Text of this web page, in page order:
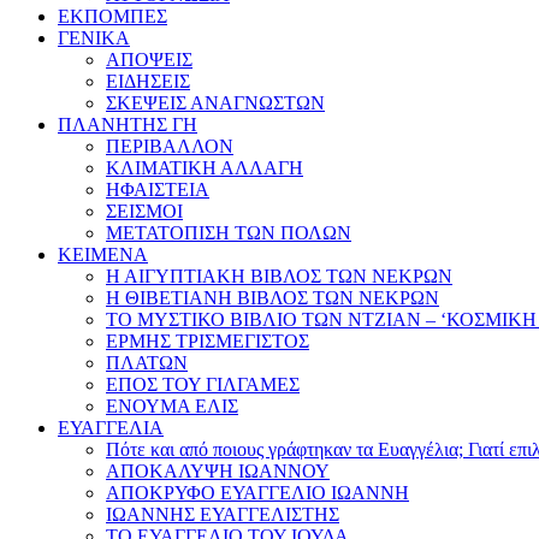
ΕΚΠΟΜΠΕΣ
ΓΕΝΙΚΑ
ΑΠΟΨΕΙΣ
ΕΙΔΗΣΕΙΣ
ΣΚΕΨΕΙΣ ΑΝΑΓΝΩΣΤΩΝ
ΠΛΑΝΗΤΗΣ ΓΗ
ΠΕΡΙΒΑΛΛΟΝ
ΚΛΙΜΑΤΙΚΗ ΑΛΛΑΓΗ
ΗΦΑΙΣΤΕΙΑ
ΣΕΙΣΜΟΙ
ΜΕΤΑΤΟΠΙΣΗ ΤΩΝ ΠΟΛΩΝ
ΚΕΙΜΕΝΑ
Η ΑΙΓΥΠΤΙΑΚΗ ΒΙΒΛΟΣ ΤΩΝ ΝΕΚΡΩΝ
Η ΘΙΒΕΤΙΑΝΗ ΒΙΒΛΟΣ ΤΩΝ ΝΕΚΡΩΝ
ΤΟ ΜΥΣΤΙΚΟ ΒΙΒΛΙΟ ΤΩΝ ΝΤΖΙΑΝ – ‘ΚΟΣΜΙΚΗ
ΕΡΜΗΣ ΤΡΙΣΜΕΓΙΣΤΟΣ
ΠΛΑΤΩΝ
ΕΠΟΣ ΤΟΥ ΓΙΛΓΑΜΕΣ
ΕΝΟΥΜΑ ΕΛΙΣ
ΕΥΑΓΓΕΛΙΑ
Πότε και από ποιους γράφτηκαν τα Ευαγγέλια; Γιατί
ΑΠΟΚΑΛΥΨΗ ΙΩΑΝΝΟΥ
ΑΠΟΚΡΥΦΟ ΕΥΑΓΓΕΛΙΟ ΙΩΑΝΝΗ
ΙΩΑΝΝΗΣ ΕΥΑΓΓΕΛΙΣΤΗΣ